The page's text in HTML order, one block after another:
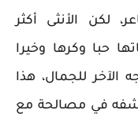
لكن الأنثى أكثر
حبا وكرها وخيرا
الآخر للجمال، هذا
كشفه في مصالحة مع